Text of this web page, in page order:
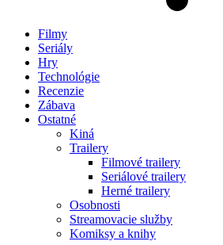
Filmy
Seriály
Hry
Technológie
Recenzie
Zábava
Ostatné
Kiná
Trailery
Filmové trailery
Seriálové trailery
Herné trailery
Osobnosti
Streamovacie služby
Komiksy a knihy